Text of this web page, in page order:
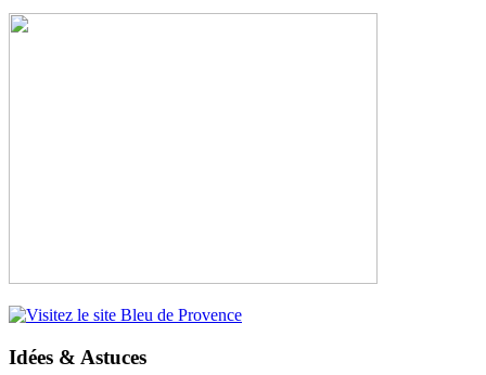
Idées & Astuces